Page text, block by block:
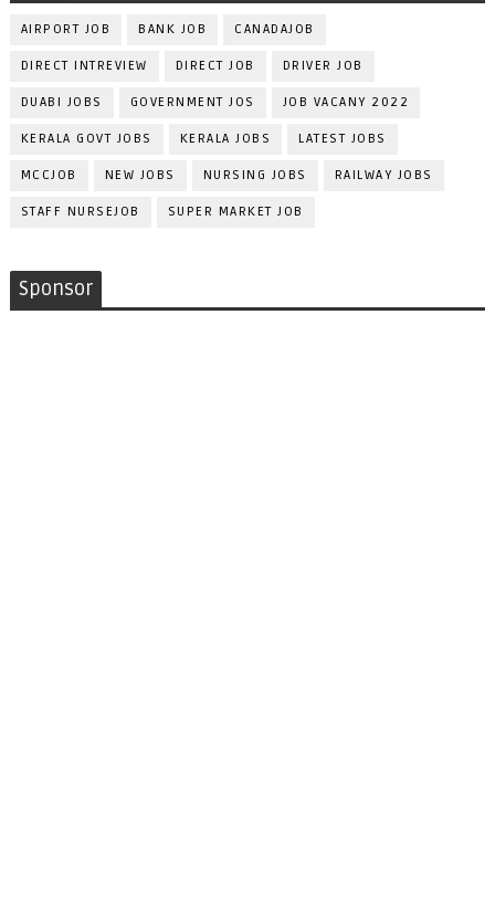
AIRPORT JOB BANK JOB CANADAJOB
DIRECT INTREVIEW DIRECT JOB DRIVER JOB
DUABI JOBS GOVERNMENT JOS JOB VACANY 2022
KERALA GOVT JOBS KERALA JOBS LATEST JOBS
MCCJOB NEW JOBS NURSING JOBS RAILWAY JOBS
STAFF NURSEJOB SUPER MARKET JOB
Sponsor